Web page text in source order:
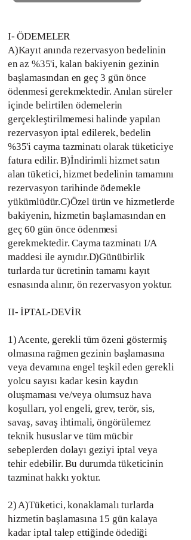
I- ÖDEMELER
A)Kayıt anında rezervasyon bedelinin
en az %35'i, kalan bakiyenin gezinin
başlamasından en geç 3 gün önce
ödenmesi gerekmektedir. Anılan süreler
içinde belirtilen ödemelerin
gerçekleştirilmemesi halinde yapılan
rezervasyon iptal edilerek, bedelin
%35'i cayma tazminatı olarak tüketiciye
fatura edilir. B)İndirimli hizmet satın
alan tüketici, hizmet bedelinin tamamını
rezervasyon tarihinde ödemekle
yükümlüdür.C)Özel ürün ve hizmetlerde
bakiyenin, hizmetin başlamasından en
geç 60 gün önce ödenmesi
gerekmektedir. Cayma tazminatı I/A
maddesi ile aynıdır.D)Günübirlik
turlarda tur ücretinin tamamı kayıt
esnasında alınır, ön rezervasyon yoktur.
II- İPTAL-DEVİR
1) Acente, gerekli tüm özeni göstermiş
olmasına rağmen gezinin başlamasına
veya devamına engel teşkil eden gerekli
yolcu sayısı kadar kesin kaydın
oluşmaması ve/veya olumsuz hava
koşulları, yol engeli, grev, terör, sis,
savaş, savaş ihtimali, öngörülemez
teknik hususlar ve tüm mücbir
sebeplerden dolayı geziyi iptal veya
tehir edebilir. Bu durumda tüketicinin
tazminat hakkı yoktur.
2) A)Tüketici, konaklamalı turlarda
hizmetin başlamasına 15 gün kalaya
kadar iptal talep ettiğinde ödediği